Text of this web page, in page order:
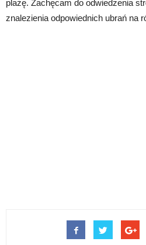
plażę. Zachęcam do odwiedzenia
znalezienia odpowiednich ubrań na